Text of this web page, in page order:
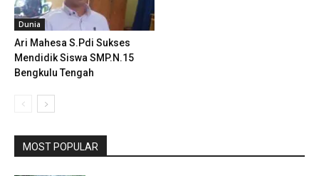
Dunia
Ari Mahesa S.Pdi Sukses
Mendidik Siswa SMP.N.15
Bengkulu Tengah
MOST POPULAR